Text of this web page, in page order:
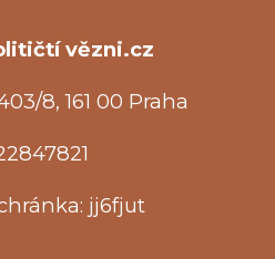
vězni.cz
8, 161 00 Praha
jj6fjut